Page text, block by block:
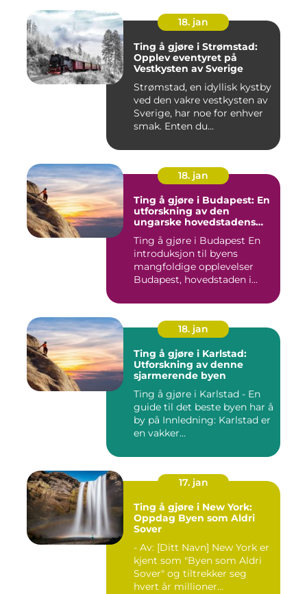
18. jan
Ting å gjøre i Strømstad:
Opplev eventyret på
Vestkysten av Sverige
Strømstad, en idyllisk kystby
ved den vakre vestkysten av
Sverige, har noe for enhver
smak. Enten du...
18. jan
Ting å gjøre i Budapest: En
utforskning av den
ungarske hovedstadens
Ting å gjøre i Budapest En
introduksjon til byens
mangfoldige opplevelser
Budapest, hovedstaden i...
18. jan
Ting å gjøre i Karlstad:
Utforskning av denne
sjarmerende byen
Ting å gjøre i Karlstad - En
guide til det beste byen har å
by på Innledning: Karlstad er
en vakker...
17. jan
Ting å gjøre i New York:
Oppdag Byen som Aldri
Sover
- Av: [Ditt Navn] New York er
kjent som "Byen som Aldri
Sover" og tiltrekker seg
hvert år millioner...